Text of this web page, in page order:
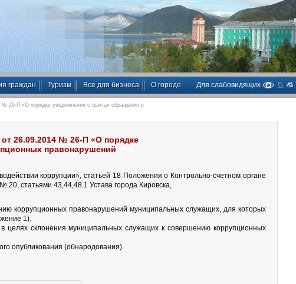
граждан Туризм Все для бизнеса О городе Для слабовидящих
№ 26-П «О порядке уведомления о фактах обращения в
26.09.2014 № 26-П «О порядке
правонарушений
коррупции», статьей 18 Положения о Контрольно-счетном органе
20, статьями 43,44,48.1 Устава города Кировска,
коррупционных правонарушений муниципальных служащих, для которых
1).
склонения муниципальных служащих к совершению коррупционных
опубликования (обнародования).